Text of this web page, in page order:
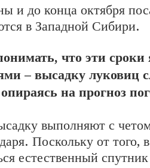
и до конца октября
в Западной Сибири.
что эти
– высадку луковиц
на прогноз
выполняют с
Поскольку от того,
естественный